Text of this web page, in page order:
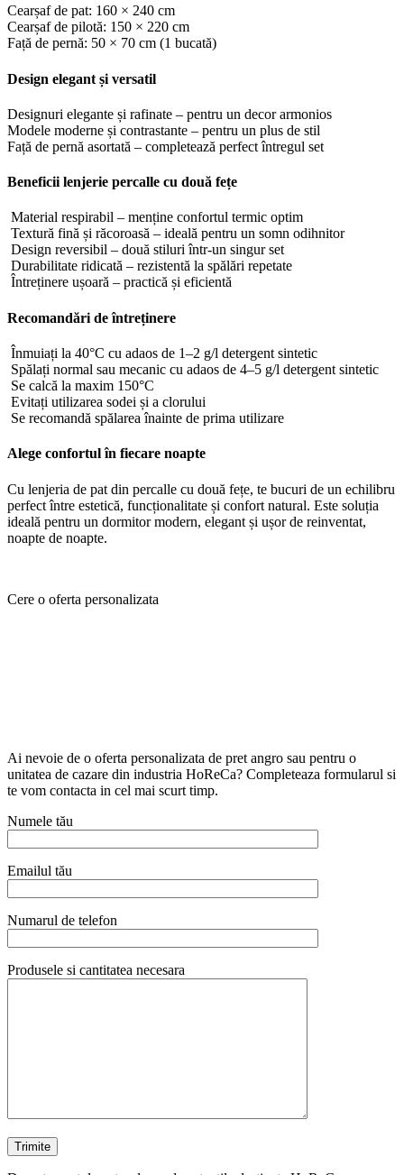
Cearșaf de pat: 160 × 240 cm
Cearșaf de pilotă: 150 × 220 cm
Față de pernă: 50 × 70 cm (1 bucată)
Design elegant și versatil
Designuri elegante și rafinate – pentru un decor armonios
Modele moderne și contrastante – pentru un plus de stil
Față de pernă asortată – completează perfect întregul set
Beneficii lenjerie percalle cu două fețe
Material respirabil – menține confortul termic optim
Textură fină și răcoroasă – ideală pentru un somn odihnitor
Design reversibil – două stiluri într-un singur set
Durabilitate ridicată – rezistentă la spălări repetate
Întreținere ușoară – practică și eficientă
Recomandări de întreținere
Înmuiați la 40°C cu adaos de 1–2 g/l detergent sintetic
Spălați normal sau mecanic cu adaos de 4–5 g/l detergent sintetic
Se calcă la maxim 150°C
Evitați utilizarea sodei și a clorului
Se recomandă spălarea înainte de prima utilizare
Alege confortul în fiecare noapte
Cu lenjeria de pat din percalle cu două fețe, te bucuri de un echilibru
perfect între estetică, funcționalitate și confort natural. Este soluția
ideală pentru un dormitor modern, elegant și ușor de reinventat,
noapte de noapte.
Cere o oferta personalizata
Ai nevoie de o oferta personalizata de pret angro sau pentru o
unitatea de cazare din industria HoReCa? Completeaza formularul si
te vom contacta in cel mai scurt timp.
Numele tău
Emailul tău
Numarul de telefon
Produsele si cantitatea necesara